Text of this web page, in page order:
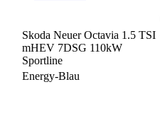
Skoda Neuer Octavia 1.5 TSI
mHEV 7DSG 110kW
Sportline
Energy-Blau